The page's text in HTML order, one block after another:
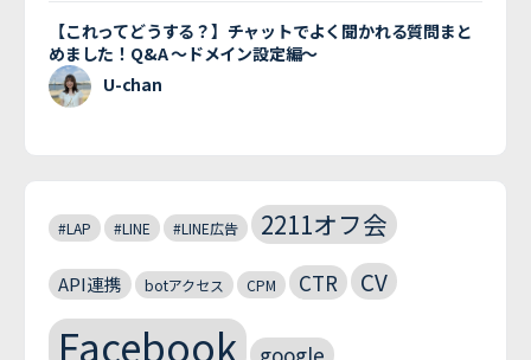
【これってどうする？】チャットでよく聞かれる質問まと
めました！Q&A 〜ドメイン設定編〜
U-chan
#LAP #LINE #LINE広告 2211オフ会
API連携 botアクセス CPM CTR CV
Facebook